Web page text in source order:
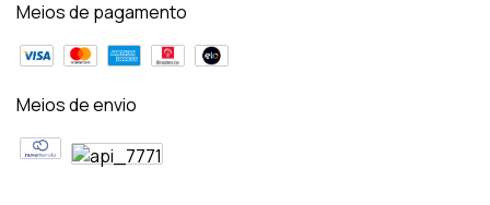
Meios de pagamento
Meios de envio